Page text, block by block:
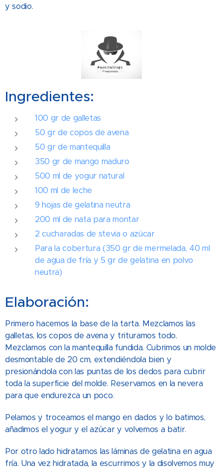
y sodio.
Ingredientes:
100 gr de galletas
50 gr de copos de avena
50 gr de mantequilla
350 gr de mango maduro
500 ml de yogur natural
100 ml de leche
9 hojas de gelatina neutra
200 ml de nata para montar
2 cucharadas de stevia o azúcar
Para la cobertura (350 gr de mermelada, 40 ml
de agua de fría y 5 gr de gelatina en polvo
neutra)
Elaboración:
Primero hacemos la base de la tarta. Mezclamos las
galletas, los copos de avena y trituramos todo.
Mezclamos con la mantequilla fundida. Cubrimos un molde
desmontable de 20 cm, extendiéndola bien y
presionándola con las puntas de los dedos para cubrir
toda la superficie del molde. Reservamos en la nevera
para que endurezca un poco.
Pelamos y troceamos el mango en dados y lo batimos,
añadimos el yogur y el azúcar y volvemos a batir.
Por otro lado hidratamos las láminas de gelatina en agua
fría. Una vez hidratada, la escurrimos y la disolvemos muy